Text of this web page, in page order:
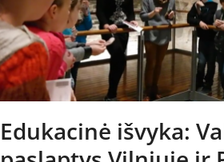
Edukacinė išvyka: